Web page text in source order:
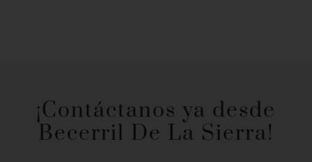
¡Contáctanos ya desde
Becerril De La Sierra!